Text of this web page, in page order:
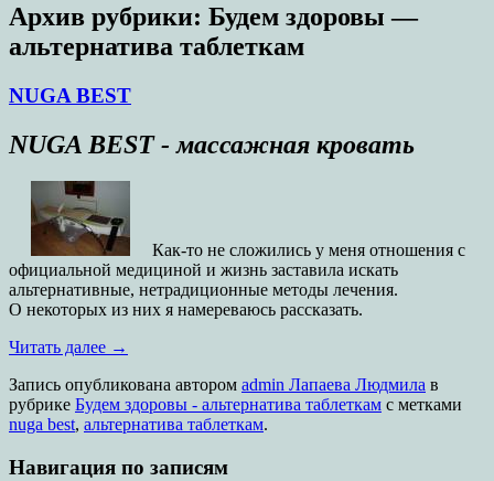
Архив рубрики: Будем здоровы —
альтернатива таблеткам
NUGA BEST
NUGA BEST - массажная кровать
Как-то не сложились у меня отношения с
официальной медициной и жизнь заставила искать
альтернативные, нетрадиционные методы лечения.
О некоторых из них я намереваюсь рассказать.
Читать далее →
Запись опубликована автором admin Лапаева Людмила в
рубрике Будем здоровы - альтернатива таблеткам с метками
nuga best, альтернатива таблеткам.
Навигация по записям